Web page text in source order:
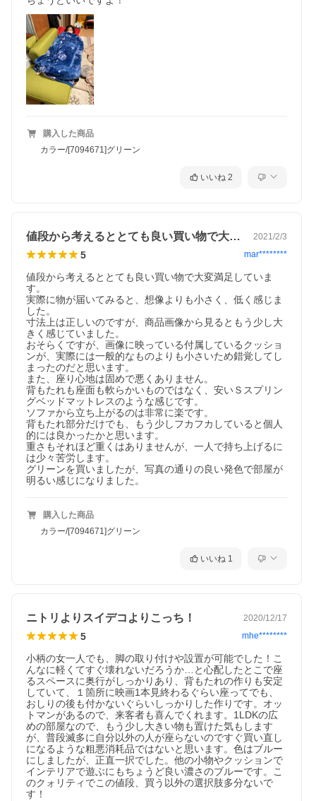
購入した商品
カラー/[7094671]グリーン
いいね 2
値段から考えるととても良い買い物で大変… 2021/2/3
5 mar********
値段から考えるととても良い買い物で大変満足していま
す。
実際に物が届いてみると、想像よりも小さく、低く感じま
した。
寸法上は正しいのですが、商品画像から見るともう少し大
きく感じていました。
おそらくですが、画像に映っている付属しているクッショ
ンが、実際には一般的なものよりも小さいため錯覚してし
まったのだと思います。
また、座り心地は固めで悪くありません。
背もたれも座面も軟らかいものではなく、安いＳスプリン
グベッドマットレスのような感じです。
ソファから立ち上がるのは非常に楽です。
背もたれ部分だけでも、もう少しフカフカしていると個人
的には良かったかと思います。
重さもそれほど重くはありませんが、一人で持ち上げるに
は少々苦労します。
グリーンを買いましたが、写真の通りの良い発色で部屋が
明るい感じになりました。
購入した商品
カラー/[7094671]グリーン
いいね 1
ニトリよりスイデコよりこっち！ 2020/12/17
5 mhe********
小柄の女一人でも、脚の取り付けや設置が可能でした！こ
んなに軽くてすぐ壊れないだろうか…と心配したとこで座
るスペースに奥行がしっかりあり、背もたれの作りも安定
していて、１箇所に映画1本見終わるぐらい座ってでも、
おしりの後も付かないぐらいしっかりした作りです。オッ
トマンがあるので、来客者も喜んでくれます。1LDKの広
めの部屋なので、もう少し大きい物も置けた気もします
が、普段滅多に自分以外の人が座らないのですぐ買い直し
になるような粗悪消耗品ではないと思います。色はブルー
にしましたが、正直一択でした。他の小物やクッションで
インテリアで遊ぶにもちょうど良い濃さのブルーです。こ
のクォリティでこの値段、買う以外の選択肢多分ないで
す！